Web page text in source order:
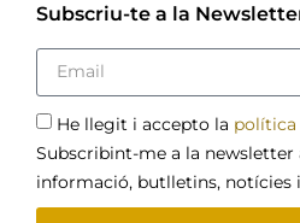
Subscriu-te a la
He llegit i accepto la
Subscribint-me a la newsletter
informació, butlletins, notícies